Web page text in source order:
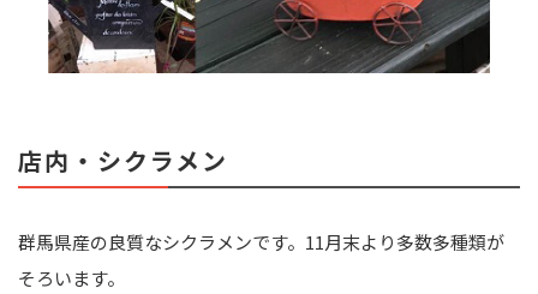
店内・シクラメン
群馬県産の良質なシクラメンです。11月末より多数多種類が
そろいます。